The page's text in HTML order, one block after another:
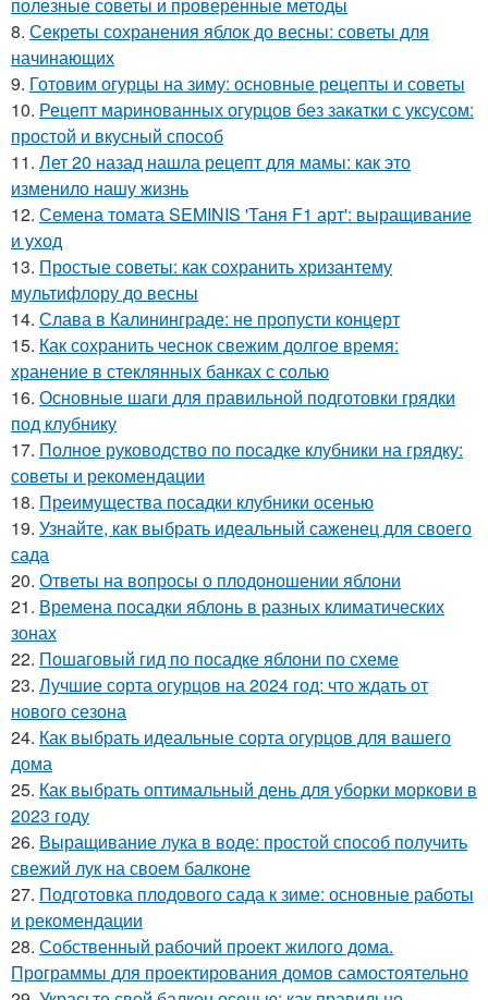
8. Секреты сохранения яблок до весны: советы для
начинающих
9. Готовим огурцы на зиму: основные рецепты и советы
10. Рецепт маринованных огурцов без закатки с уксусом:
простой и вкусный способ
11. Лет 20 назад нашла рецепт для мамы: как это
изменило нашу жизнь
12. Семена томата SEMINIS 'Таня F1 арт': выращивание
и уход
13. Простые советы: как сохранить хризантему
мультифлору до весны
14. Слава в Калининграде: не пропусти концерт
15. Как сохранить чеснок свежим долгое время:
хранение в стеклянных банках с солью
16. Основные шаги для правильной подготовки грядки
под клубнику
17. Полное руководство по посадке клубники на грядку:
советы и рекомендации
18. Преимущества посадки клубники осенью
19. Узнайте, как выбрать идеальный саженец для своего
сада
20. Ответы на вопросы о плодоношении яблони
21. Времена посадки яблонь в разных климатических
зонах
22. Пошаговый гид по посадке яблони по схеме
23. Лучшие сорта огурцов на 2024 год: что ждать от
нового сезона
24. Как выбрать идеальные сорта огурцов для вашего
дома
25. Как выбрать оптимальный день для уборки моркови в
2023 году
26. Выращивание лука в воде: простой способ получить
свежий лук на своем балконе
27. Подготовка плодового сада к зиме: основные работы
и рекомендации
28. Собственный рабочий проект жилого дома.
Программы для проектирования домов самостоятельно